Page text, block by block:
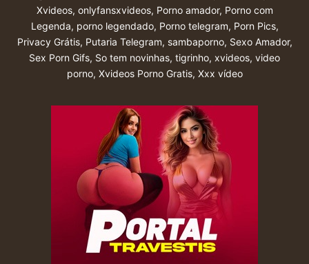
Xvideos, onlyfansxvideos, Porno amador, Porno com
Legenda, porno legendado, Porno telegram, Porn Pics,
Privacy Grátis, Putaria Telegram, sambaporno, Sexo Amador,
Sex Porn Gifs, So tem novinhas, tigrinho, xvideos, video
porno, Xvideos Porno Gratis, Xxx vídeo